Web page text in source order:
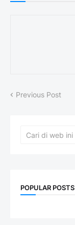
Previous Post
POPULAR POSTS